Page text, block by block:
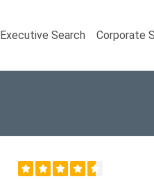
Executive Search Corporate